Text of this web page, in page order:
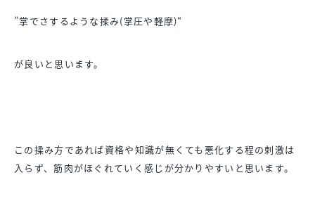
”掌でさするような揉み(掌圧や軽摩)“
が良いと思います。
この揉み方であれば資格や知識が無くても悪化する程の刺激は
入らず、筋肉がほぐれていく感じが分かりやすいと思います。